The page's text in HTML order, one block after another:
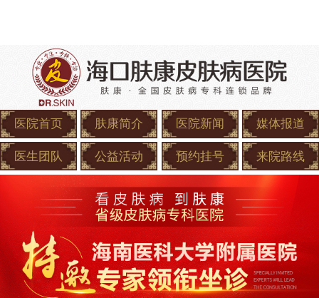
医院首页 肤康简介 医院新闻 媒体报道
医生团队 公益活动 预约挂号 来院路线